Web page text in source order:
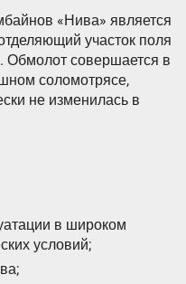
«Нива» является
участок поля
Обмолот совершается в
соломотрясе,
не изменилась в
в широком
условий;